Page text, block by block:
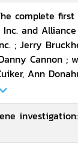
complete first
Inc. and
; Jerry
Cannon ;
Ann
; producers,